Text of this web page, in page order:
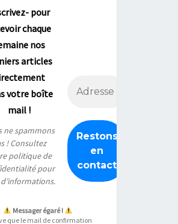
pour
chaque
nos
articles
votre boîte
mail !
ne spammons
! Consultez
politique de
pour
Messager égaré !
que le mail de confirmation